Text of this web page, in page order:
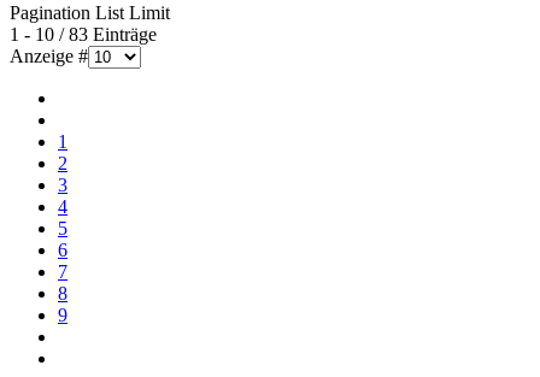
Pagination List Limit
1 - 10 / 83 Einträge
Anzeige #
1
2
3
4
5
6
7
8
9